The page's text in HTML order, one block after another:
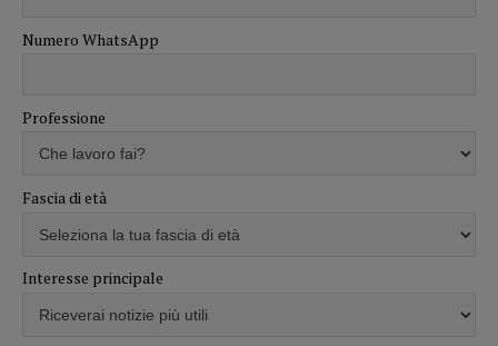
Numero WhatsApp
Professione
Fascia di età
Interesse principale